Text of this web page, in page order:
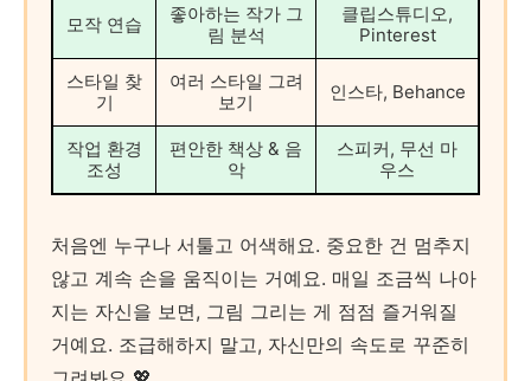
모작 연습
좋아하는 작가 그
림 분석
클립스튜디오,
Pinterest
스타일 찾
기
여러 스타일 그려
보기
인스타, Behance
작업 환경
조성
편안한 책상 & 음
악
스피커, 무선 마
우스
처음엔 누구나 서툴고 어색해요. 중요한 건 멈추지
않고 계속 손을 움직이는 거예요. 매일 조금씩 나아
지는 자신을 보면, 그림 그리는 게 점점 즐거워질
거예요. 조급해하지 말고, 자신만의 속도로 꾸준히